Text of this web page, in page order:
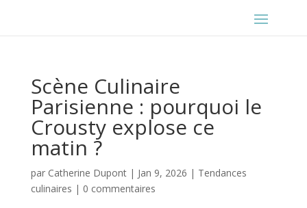
Scène Culinaire
Parisienne : pourquoi le
Crousty explose ce
matin ?
par Catherine Dupont| Jan 9, 2026 | Tendances
culinaires | 0 commentaires